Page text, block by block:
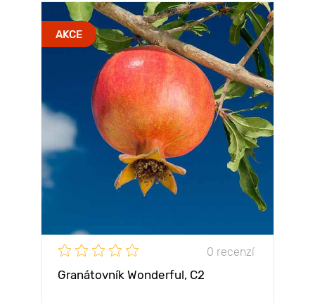
AKCE
0 recenzí
Granátovník Wonderful, С2